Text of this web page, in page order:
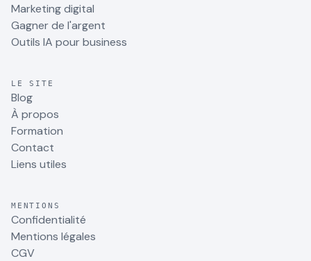
Marketing digital
Gagner de l'argent
Outils IA pour business
LE SITE
Blog
À propos
Formation
Contact
Liens utiles
MENTIONS
Confidentialité
Mentions légales
CGV